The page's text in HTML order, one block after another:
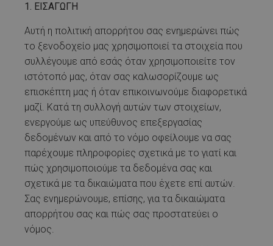
1. ΕΙΣΑΓΩΓΗ
Αυτή η πολιτική απορρήτου σας ενημερώνει πώς
το ξενοδοχείο μας χρησιμοποιεί τα στοιχεία που
συλλέγουμε από εσάς όταν χρησιμοποιείτε τον
ιστότοπό μας, όταν σας καλωσορίζουμε ως
επισκέπτη μας ή όταν επικοινωνούμε διαφορετικά
μαζί. Κατά τη συλλογή αυτών των στοιχείων,
ενεργούμε ως υπεύθυνος επεξεργασίας
δεδομένων και από το νόμο οφείλουμε να σας
παρέχουμε πληροφορίες σχετικά με το γιατί και
πώς χρησιμοποιούμε τα δεδομένα σας και
σχετικά με τα δικαιώματα που έχετε επί αυτών.
Σας ενημερώνουμε, επίσης, για τα δικαιώματα
απορρήτου σας και πώς σας προστατεύει ο
νόμος.